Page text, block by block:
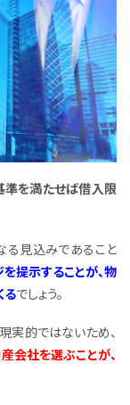
準を満たせば借入限
る見込みであること
提示することが、物
るでしょう。
実的ではないため、
会社を選ぶことが、